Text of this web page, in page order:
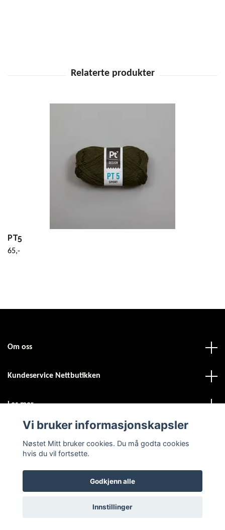
PT5
65,-
Om oss
Kundeservice Nettbutikken
Les mer
© 2026 Nøstet MittPowered by Quickbutik
Vi bruker informasjonskapsler
Nøstet Mitt bruker cookies. Du må godta cookies
hvis du vil fortsette.
Godkjenn alle
Innstillinger